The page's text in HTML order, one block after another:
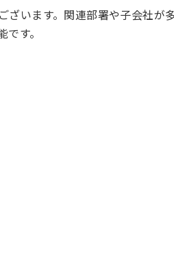
います。関連部署や子会社が
す。